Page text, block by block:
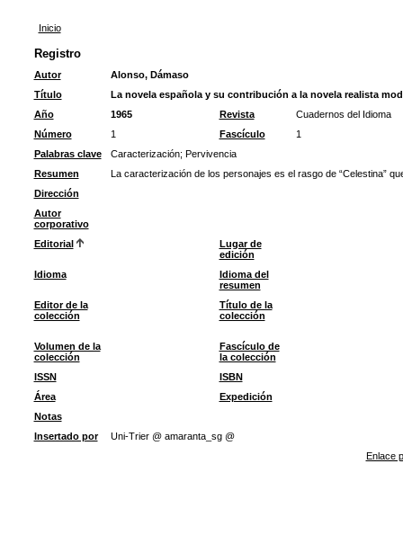
Inicio
Registro
Autor
Alonso, Dámaso
Título
La novela española y su contribución a la novela realista
Año
1965 Revista
Cuadernos del Idioma
Número
1 Fascículo
1
Palabras clave
Caracterización; Pervivencia
Resumen
La caracterización de los personajes es el rasgo de “Celestina”
Dirección
Autor
corporativo
Editorial
Lugar de
edición
Idioma
Idioma del
resumen
Editor de la
colección
Título de la
colección
Volumen de la
colección
Fascículo de
la colección
ISSN
ISBN
Área
Expedición
Notas
Insertado por
Uni-Trier @ amaranta_sg @
Enlace